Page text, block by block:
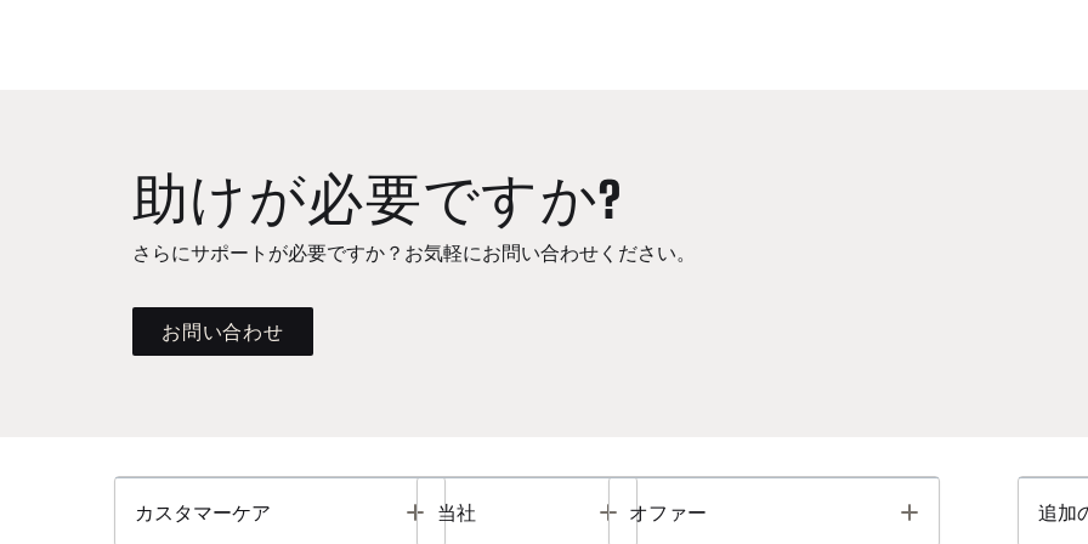
助けが必要ですか?
さらにサポートが必要ですか？お気軽にお問い合わせください。
お問い合わせ
カスタマーケア Toggle
当社 Toggle
オファー Toggle 追加